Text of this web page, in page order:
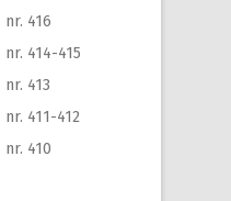
416
414-415
413
411-412
410